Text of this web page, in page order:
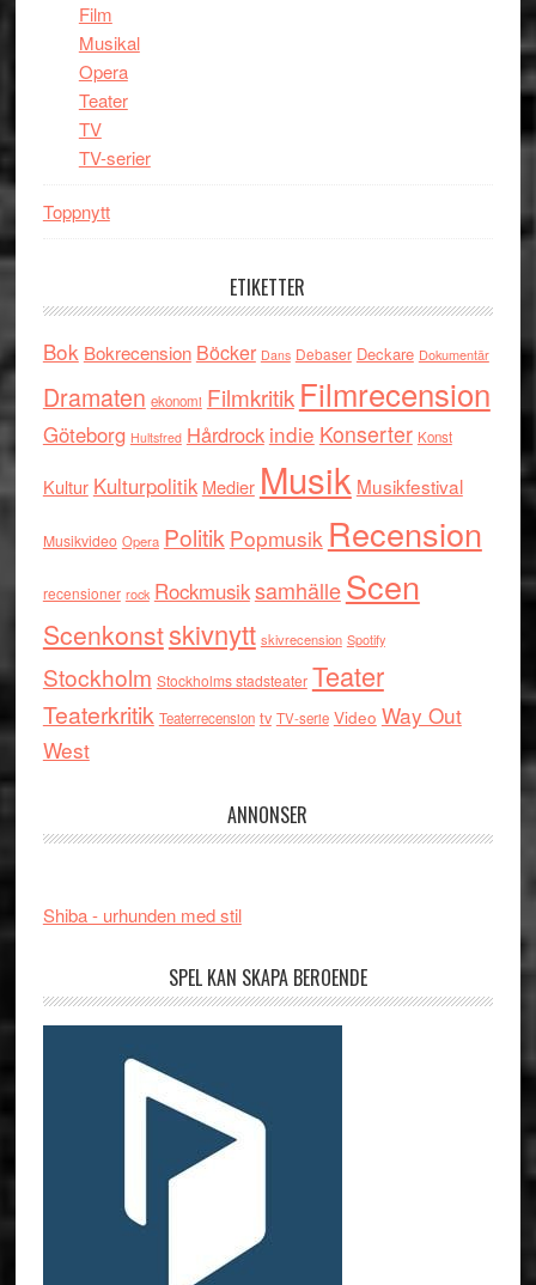
Film
Musikal
Opera
Teater
TV
TV-serier
Toppnytt
ETIKETTER
Bok Bokrecension Böcker Dans Debaser Deckare Dokumentär
Dramaten ekonomi Filmkritik Filmrecension
Göteborg Hultsfred Hårdrock indie Konserter Konst
Kultur Kulturpolitik Medier Musik Musikfestival
Musikvideo Opera Politik Popmusik Recension
recensioner rock RockmusiksamhälleScen
Scenkonstskivnytt skivrecension Spotify
Stockholm Stockholms stadsteater Teater
Teaterkritik Teaterrecension tv TV-serie Video Way Out
West
ANNONSER
Shiba - urhunden med stil
SPEL KAN SKAPA BEROENDE